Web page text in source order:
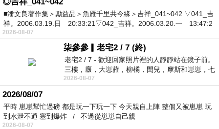
■潘文良著作集＞勵益品＞魚雁千里共今緣＞吉祥_041~042 ▽041_吉
祥。2006.03.19.日 20:33:21▽042_吉祥。2006.03.20.一 13:47:2
2026-08-07
柒參參▎老宅2 / 7 (終)
老宅2 / 7 - 歡迎回家照片裡的人靜靜站在鏡子前。
三樓，廄，大崽蕥，柳橘，閆兒，摩斯和崽崽，七
個人整整齊齊地站在鏡框之外，如同
2026-08-07
2026/08/07
平時 崽崽幫忙過磅 都是玩一下玩一下 今天親自上陣 整個又被崽崽 玩
到水泄不通 塞到爆炸 / 不過從崽崽自己親
2026-08-07